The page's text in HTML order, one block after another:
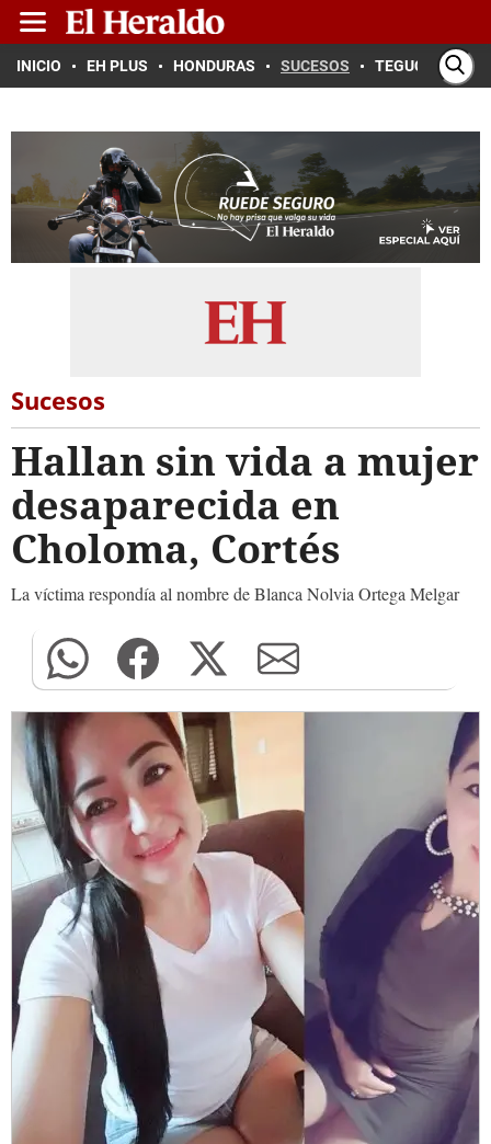
INICIO EH PLUS HONDURAS SUCESOS TEGUCIGALPA
Sucesos
Hallan sin vida a mujer
desaparecida en
Choloma, Cortés
La víctima respondía al nombre de Blanca Nolvia Ortega Melgar